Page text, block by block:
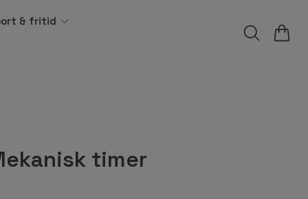
& fritid
timer